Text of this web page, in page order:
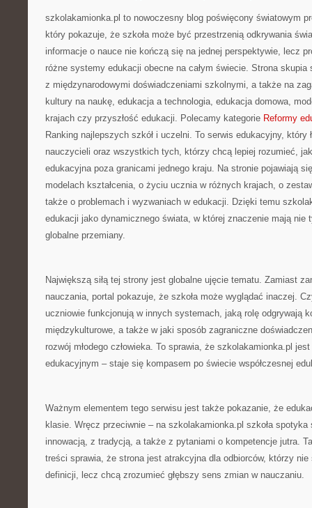
szkolakamionka.pl to nowoczesny blog poświęcony światowym
który pokazuje, że szkoła może być przestrzenią odkrywania
informacje o nauce nie kończą się na jednej perspektywie, lecz
różne systemy edukacji obecne na całym świecie. Strona
z międzynarodowymi doświadczeniami szkolnymi, a także na
kultury na naukę, edukacja a technologia, edukacja domowa,
krajach czy przyszłość edukacji. Polecamy kategorie Reformy
Ranking najlepszych szkół i uczelni. To serwis edukacyjny, który
nauczycieli oraz wszystkich tych, którzy chcą lepiej rozumieć,
edukacyjna poza granicami jednego kraju. Na stronie pojawiają
modelach kształcenia, o życiu ucznia w różnych krajach, o
także o problemach i wyzwaniach w edukacji. Dzięki temu
edukacji jako dynamicznego świata, w której znaczenie mają nie
globalne przemiany.
Największą siłą tej strony jest globalne ujęcie tematu. Zamiast
nauczania, portal pokazuje, że szkoła może wyglądać inaczej.
uczniowie funkcjonują w innych systemach, jaką rolę odgrywają
międzykulturowe, a także w jaki sposób zagraniczne
rozwój młodego człowieka. To sprawia, że szkolakamionka.pl
edukacyjnym – staje się kompasem po świecie współczesnej
Ważnym elementem tego serwisu jest także pokazanie, że
klasie. Wręcz przeciwnie – na szkolakamionka.pl szkoła spotyka
innowacją, z tradycją, a także z pytaniami o kompetencje jutra.
treści sprawia, że strona jest atrakcyjna dla odbiorców, którzy
definicji, lecz chcą zrozumieć głębszy sens zmian w nauczaniu.